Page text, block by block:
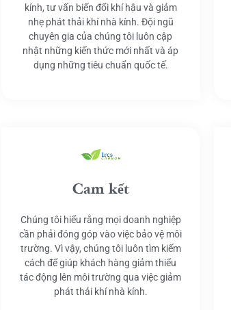
kính, tư vấn biến đổi khí hậu và giảm
nhẹ phát thải khí nhà kính. Đội ngũ
chuyên gia của chúng tôi luôn cập
nhật những kiến thức mới nhất và áp
dụng những tiêu chuẩn quốc tế.
Cam kết
Chúng tôi hiểu rằng mọi doanh nghiệp
cần phải đóng góp vào việc bảo vệ môi
trường. Vì vậy, chúng tôi luôn tìm kiếm
cách để giúp khách hàng giảm thiểu
tác động lên môi trường qua việc giảm
phát thải khí nhà kính.